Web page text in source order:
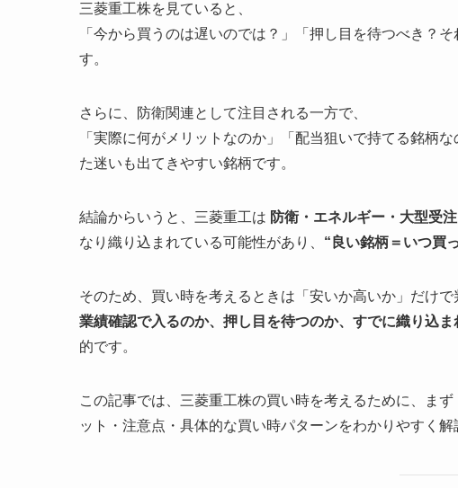
三菱重工株を見ていると、
「今から買うのは遅いのでは？」「押し目を待つべき？
す。
さらに、防衛関連として注目される一方で、
「実際に何がメリットなのか」「配当狙いで持てる銘柄
た迷いも出てきやすい銘柄です。
結論からいうと、三菱重工は 防衛・エネルギー・大型受注
なり織り込まれている可能性があり、 “良い銘柄＝いつ買
そのため、買い時を考えるときは「安いか高いか」だけで
業績確認で入るのか、押し目を待つのか、すでに織り込
的です。
この記事では、三菱重工株の買い時を考えるために、ま
ット・注意点・具体的な買い時パターンをわかりやすく解